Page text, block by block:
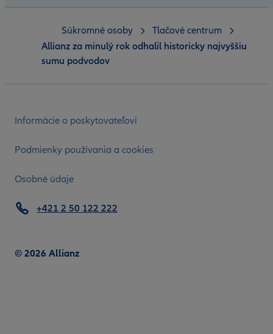
Informácie o poskytovateľovi
Podmienky používania a cookies
Osobné údaje
© 2026 Allianz
+421 2 50 122 222
Súkromné osoby
Tlačové centrum
Allianz za minulý rok odhalil historicky najvyššiu
sumu podvodov